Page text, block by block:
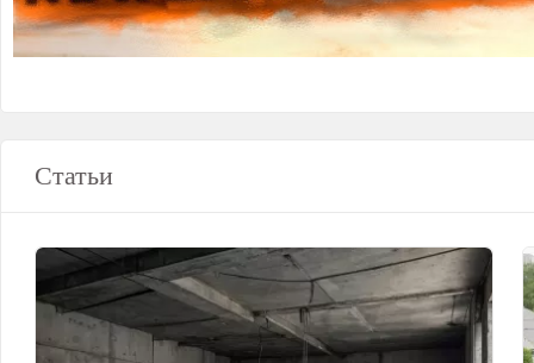
Статьи